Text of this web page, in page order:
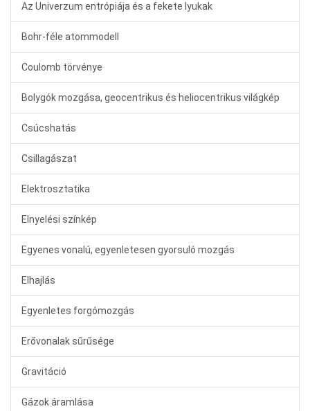
Az Univerzum entrópiája és a fekete lyukak
Bohr-féle atommodell
Coulomb törvénye
Bolygók mozgása, geocentrikus és heliocentrikus világkép
Csúcshatás
Csillagászat
Elektrosztatika
Elnyelési színkép
Egyenes vonalú, egyenletesen gyorsuló mozgás
Elhajlás
Egyenletes forgómozgás
Erővonalak sűrűsége
Gravitáció
Gázok áramlása